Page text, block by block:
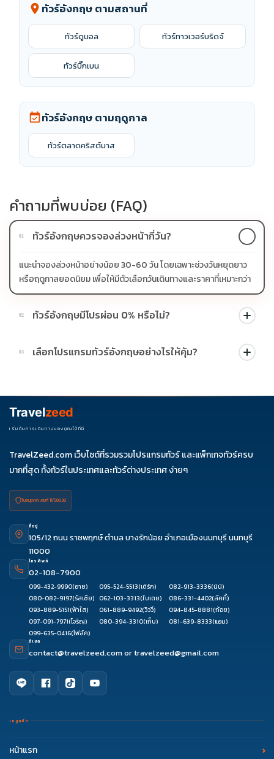
location_on ทัวร์อังกฤษ ตามสถานที่
ทัวร์ดูบอล ทัวร์ทาวเวอร์บริดจ์
ทัวร์บิ๊กเบน
event_availableทัวร์อังกฤษ ตามฤดูกาล
ทัวร์ตลาดคริสต์มาส
คำถามที่พบบ่อย (FAQ)
01 ทัวร์อังกฤษควรจองล่วงหน้ากี่วัน?
แนะนำจองล่วงหน้าอย่างน้อย 30-60 วัน โดยเฉพาะช่วงวันหยุดยาว
หรือฤดูกาลยอดนิยม เพื่อให้มีตัวเลือกวันเดินทางและราคาที่เหมาะกว่า
02 ทัวร์อังกฤษมีโปรผ่อน 0% หรือไม่?
บางโปรแกรมมีโปรผ่อน 0% หรือโปรโมชั่นบัตรเครดิตตามเงื่อนไขที่
บริษัทกำหนด สามารถดูสัญลักษณ์โปรโมชั่นในรายการทัวร์แต่ละ
03 เลือกโปรแกรมทัวร์อังกฤษอย่างไรให้คุ้ม?
ช่วงราคา ไม่ควรเทียบจากราคาต่ำสุดเพียงอย่างเดียว
Travelzeed
เริ่มต้นการเดินทางของคุณได้ที่นี่
TravelZeed.com เว็บไซต์ที่รวมรวมโปรแกรมทัวร์ และแพ็กเกจทัวร์ครบ
มากที่สุด ทั้งทัวร์ในประเทศและทัวร์ต่างประเทศ ง่ายๆ
ใบอนุญาต เลขที่ 11/08038
ที่อยู่
105/12 ถนน ราชพฤกษ์ ตำบล บางรักน้อย อำเภอเมืองนนทบุรี นนทบุรี
11000
โทรศัพท์
02-108-7900
099-432-9990(อาย) 095-524-5513(เติร์ก) 082-913-3336(นินิ)
080-082-9197(รัสเซีย) 062-103-3313(ใบเตย) 086-331-4402(ลัคกี้)
093-889-5151(ฟ้าใส) 061-889-9492(วิววี่) 094-845-8881(ก้อย)
097-091-7971(โจริญ) 080-394-3310(เก็บ) 081-639-8333(แอม)
099-635-0416(โฟล์ค)
อีเมล
contact@travelzeed.comortravelzeed@gmail.com
เมนูหลัก
หน้าแรก